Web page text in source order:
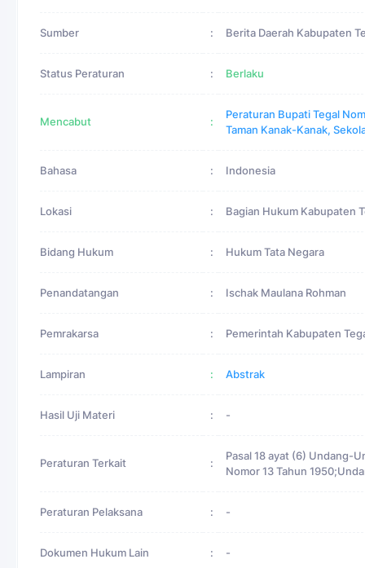
Sumber : Berita Daerah Kabupaten
Status Peraturan : Berlaku
Mencabut :
Peraturan Bupati Tegal
Taman Kanak-Kanak,
Bahasa : Indonesia
Lokasi : Bagian Hukum Kabupaten
Bidang Hukum : Hukum Tata Negara
Penandatangan : Ischak Maulana Rohman
Pemrakarsa : Pemerintah Kabupaten
Lampiran : Abstrak
Hasil Uji Materi : -
Peraturan Terkait :
Pasal 18 ayat (6) Undang-
Nomor 13 Tahun
Peraturan Pelaksana : -
Dokumen Hukum Lain : -